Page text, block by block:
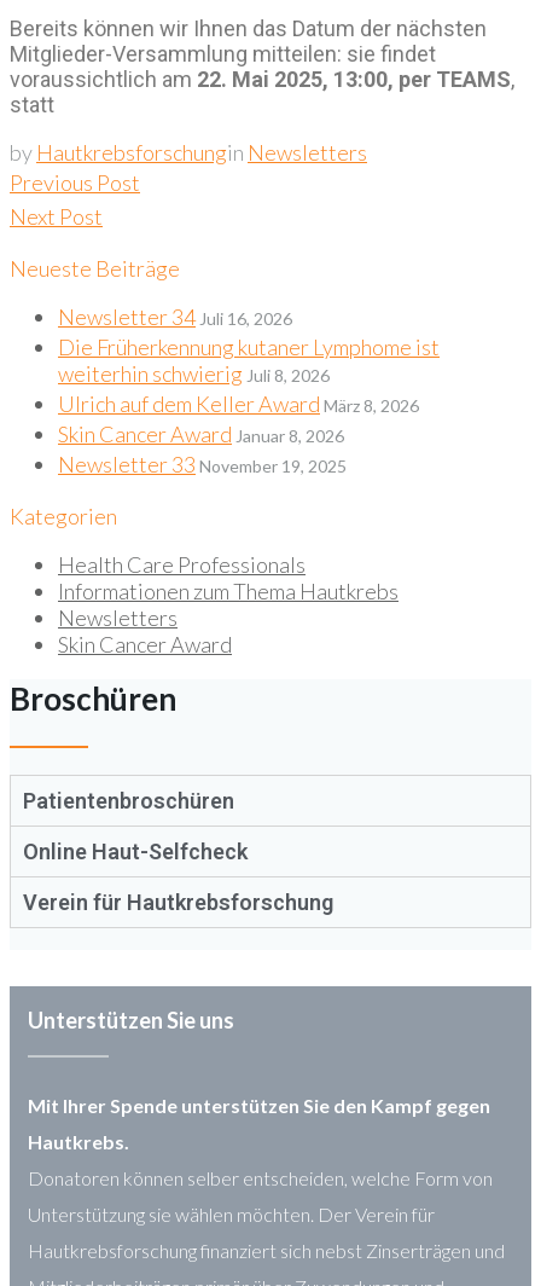
Bereits können wir Ihnen das Datum der nächsten
Mitglieder-Versammlung mitteilen: sie findet
voraussichtlich am 22. Mai 2025, 13:00, per TEAMS,
statt
by Hautkrebsforschungin Newsletters
Beitragsnavigation
Previous Post
Next Post
Neueste Beiträge
Newsletter 34 Juli 16, 2026
Die Früherkennung kutaner Lymphome ist
weiterhin schwierig Juli 8, 2026
Ulrich auf dem Keller Award März 8, 2026
Skin Cancer Award Januar 8, 2026
Newsletter 33 November 19, 2025
Kategorien
Health Care Professionals
Informationen zum Thema Hautkrebs
Newsletters
Skin Cancer Award
Broschüren
Patientenbroschüren
Online Haut-Selfcheck
Verein für Hautkrebsforschung
Unterstützen Sie uns
Mit Ihrer Spende unterstützen Sie den Kampf gegen
Hautkrebs.
Donatoren können selber entscheiden, welche Form von
Unterstützung sie wählen möchten. Der Verein für
Hautkrebsforschung finanziert sich nebst Zinserträgen und